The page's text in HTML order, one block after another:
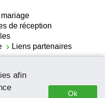
afin
Ok
de réception
Liens partenaires
en Belgique